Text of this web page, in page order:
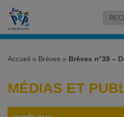
Accueil » Brèves » Brèves n°39 –
MÉDIAS ET